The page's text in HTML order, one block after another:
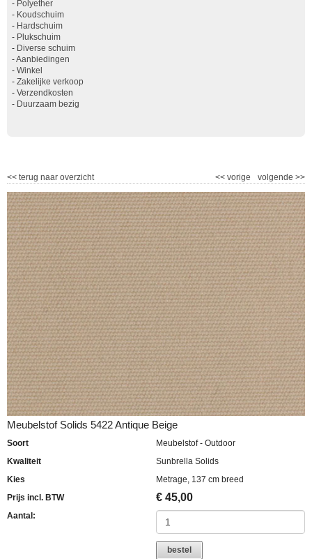
- Polyether
- Koudschuim
- Hardschuim
- Plukschuim
- Diverse schuim
-Aanbiedingen
- Winkel
- Zakelijke verkoop
- Verzendkosten
- Duurzaam bezig
<< terug naar overzicht volgende >>
<< vorige
Meubelstof Solids 5422 Antique Beige
Soort
Meubelstof - Outdoor
Kwaliteit
Sunbrella Solids
Kies
Metrage, 137 cm breed
Prijs incl. BTW
€ 45,00
Aantal:
bestel